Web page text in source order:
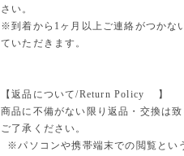
さい。
※到着から1ヶ月以上ご連絡がつかな
ていただきます。
【返品について/Return Policy 】
商品に不備がない限り返品・交換は致
ご了承ください。
※パソコンや携帯端末での閲覧とい